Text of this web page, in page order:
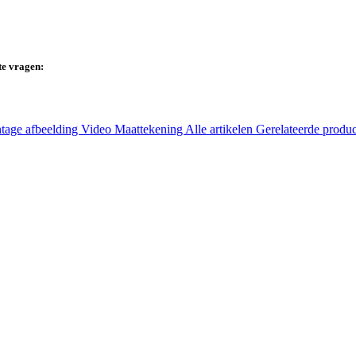
vragen:
afbeelding Video MaattekeningAlle artikelen Gerelateerde